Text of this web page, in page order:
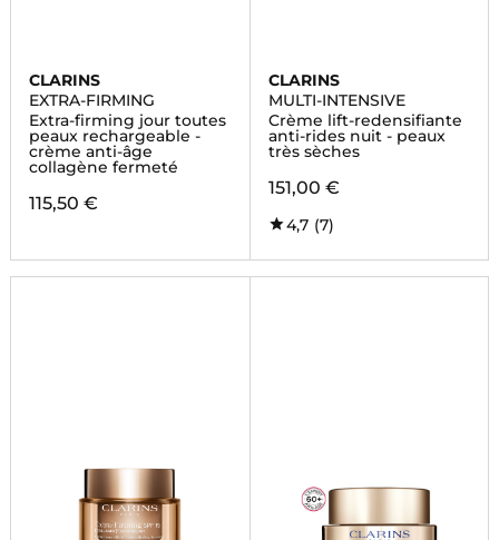
CLARINS
EXTRA-FIRMING
Extra-firming jour toutes
peaux rechargeable -
crème anti-âge
collagène fermeté
115,50 €
CLARINS
MULTI-INTENSIVE
Crème lift-redensifiante
anti-rides nuit - peaux
très sèches
151,00 €
4,7 (7)